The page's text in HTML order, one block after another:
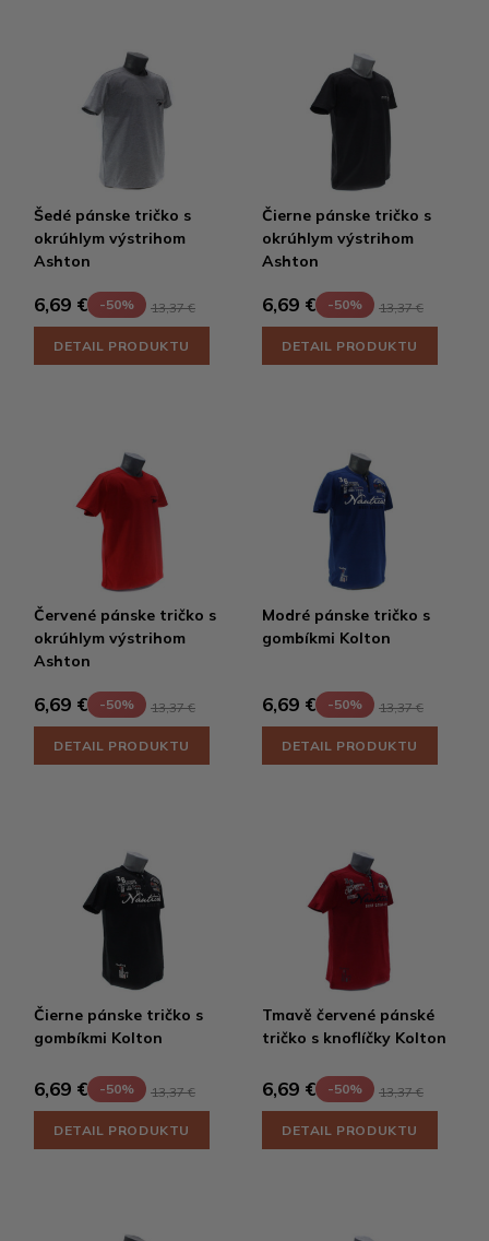
Šedé pánske tričko s
okrúhlym výstrihom
Ashton
6,69 € -50% 13,37 €
DETAIL PRODUKTU
Čierne pánske tričko s
okrúhlym výstrihom
Ashton
6,69 € -50% 13,37 €
DETAIL PRODUKTU
Červené pánske tričko s
okrúhlym výstrihom
Ashton
6,69 € -50% 13,37 €
DETAIL PRODUKTU
Modré pánske tričko s
gombíkmi Kolton
6,69 € -50% 13,37 €
DETAIL PRODUKTU
Čierne pánske tričko s
gombíkmi Kolton
6,69 € -50% 13,37 €
DETAIL PRODUKTU
Tmavě červené pánské
tričko s knoflíčky Kolton
6,69 € -50% 13,37 €
DETAIL PRODUKTU